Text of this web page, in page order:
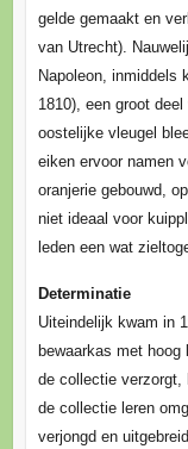
gelde gemaakt en
van Utrecht).
Napoleon, inmiddels
1810), een groot
oostelijke vleugel
eiken ervoor namen
oranjerie gebouwd,
niet ideaal voor
leden een wat
Determinatie
Uiteindelijk kwam in
bewaarkas met
de collectie verzorgt,
de collectie leren
verjongd en